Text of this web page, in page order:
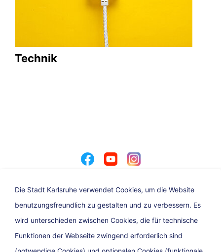
Technik
Angebot der Stadt Karlsruhe
Die Stadt Karlsruhe verwendet Cookies, um die Website
benutzungsfreundlich zu gestalten und zu verbessern. Es
wird unterschieden zwischen Cookies, die für technische
Funktionen der Webseite zwingend erforderlich sind